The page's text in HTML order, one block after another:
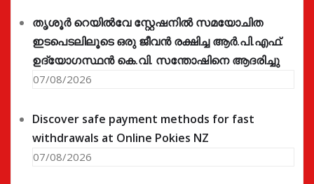
തൃശൂർ റെയിൽവേ സ്റ്റേഷനിൽ സമയോചിത
ഇടപെടലിലൂടെ ഒരു ജീവൻ രക്ഷിച്ച ആർ.പി.എഫ്.
ഉദ്യോഗസ്ഥൻ കെ.വി. സന്തോഷിനെ ആദരിച്ചു
07/08/2026
Discover safe payment methods for fast
withdrawals at Online Pokies NZ
07/08/2026